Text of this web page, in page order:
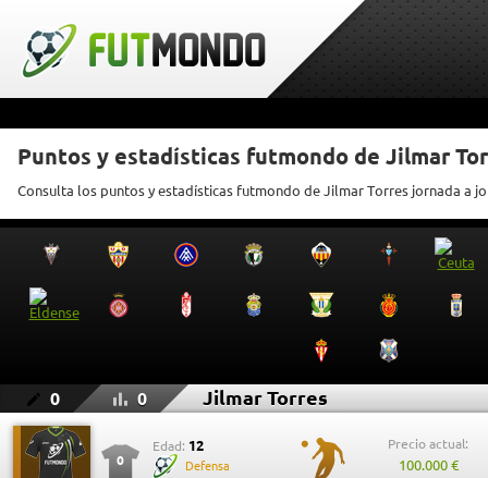
Puntos y estadísticas futmondo de Jilmar
Consulta los puntos y estadísticas futmondo de Jilmar Torres jornada a
0 0 Jilmar Torres
0
Edad: 12
Defensa
Precio actual:
100.000 €